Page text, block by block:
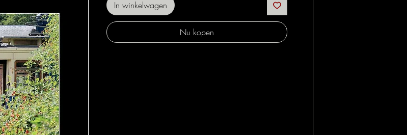
In winkelwagen
Nu kopen